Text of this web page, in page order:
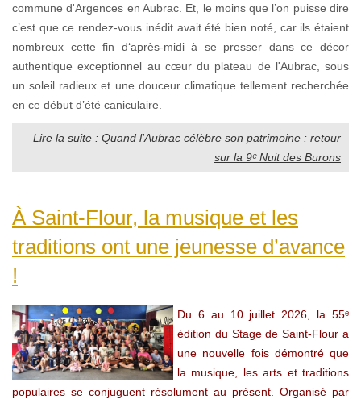
commune d'Argences en Aubrac. Et, le moins que l’on puisse dire
c’est que ce rendez-vous inédit avait été bien noté, car ils étaient
nombreux cette fin d‘après-midi à se presser dans ce décor
authentique exceptionnel au cœur du plateau de l'Aubrac, sous
un soleil radieux et une douceur climatique tellement recherchée
en ce début d’été caniculaire.
Lire la suite : Quand l'Aubrac célèbre son patrimoine : retour
sur la 9ᵉ Nuit des Burons
À Saint-Flour, la musique et les
traditions ont une jeunesse d’avance
!
Du 6 au 10 juillet 2026, la 55ᵉ
édition du Stage de Saint-Flour a
une nouvelle fois démontré que
la musique, les arts et traditions
populaires se conjuguent résolument au présent. Organisé par